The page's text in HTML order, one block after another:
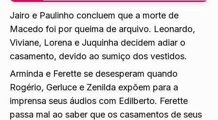
Jairo e Paulinho concluem que a morte de
Macedo foi por queima de arquivo. Leonardo,
Viviane, Lorena e Juquinha decidem adiar o
casamento, devido ao sumiço dos vestidos.
Arminda e Ferette se desesperam quando
Rogério, Gerluce e Zenilda expõem para a
imprensa seus áudios com Edilberto. Ferette
passa mal ao saber que os casamentos de seus